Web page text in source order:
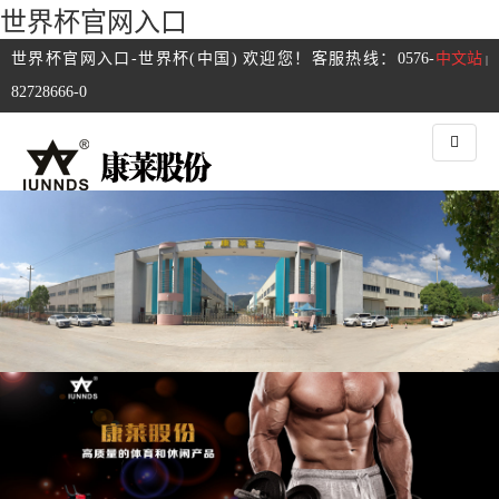
世界杯官网入口
中文站 |
世界杯官网入口-世界杯(中国) 欢迎您！客服热线：0576-
82728666-0